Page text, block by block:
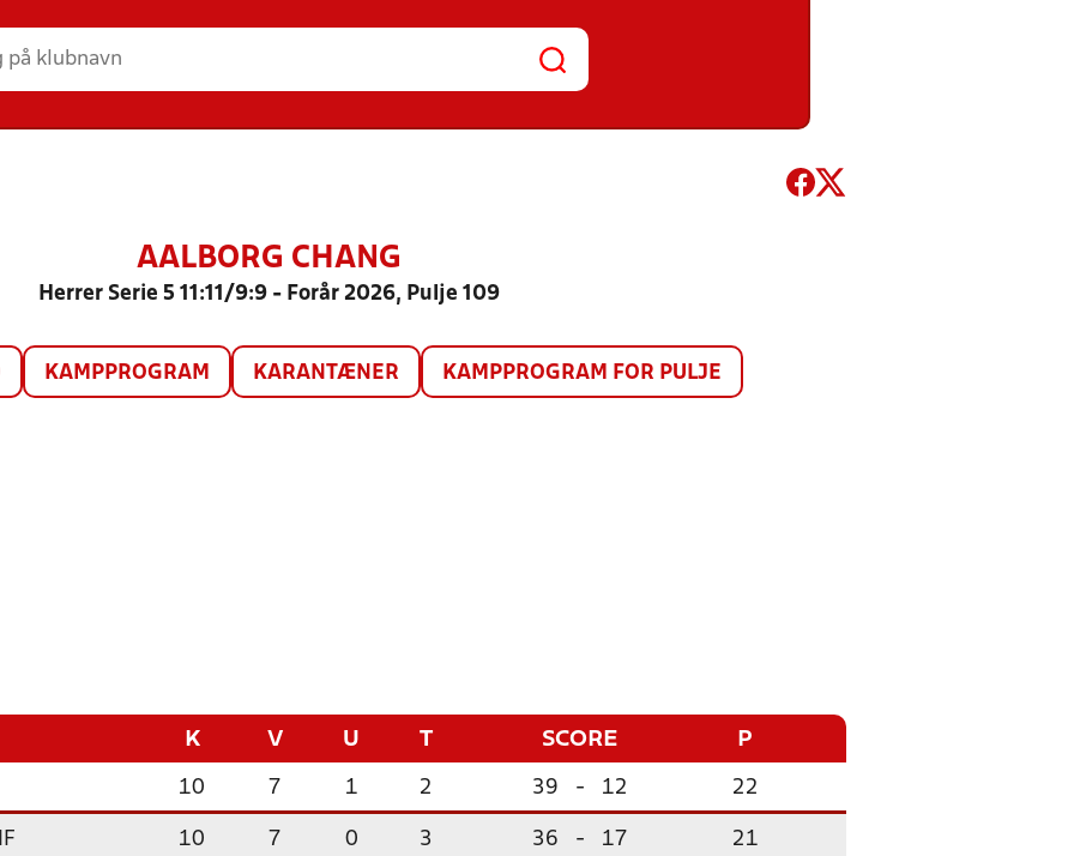
AALBORG CHANG
Herrer Serie 5 11:11/9:9 - Forår 2026, Pulje 109
KAMPPROGRAM KARANTÆNER KAMPPROGRAM FOR PULJE
K V U T SCORE P
10 7 1 2 39 - 12 22
10 7 0 3 36 - 17 21